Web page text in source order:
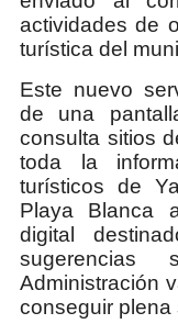
actividades de
turística del
Este nuevo
de una
consulta sitios
toda la
turísticos de
Playa Blanca
digital
Administración
conseguir plena